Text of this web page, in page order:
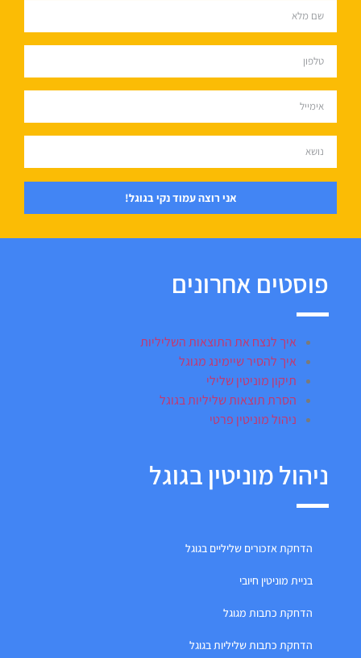
אני רוצה עמוד נקי בגוגל!
פוסטים אחרונים
איך לנצח את התוצאות השליליות
איך להסיר שיימינג מגוגל
תיקון מוניטין שלילי
הסרת תוצאות שליליות בגוגל
ניהול מוניטין פרטי
ניהול מוניטין בגוגל
הדחקת אזכורים שליליים בגוגל
בניית מוניטין חיובי
הדחקת כתבות מגוגל
הדחקת כתבות שליליות בגוגל